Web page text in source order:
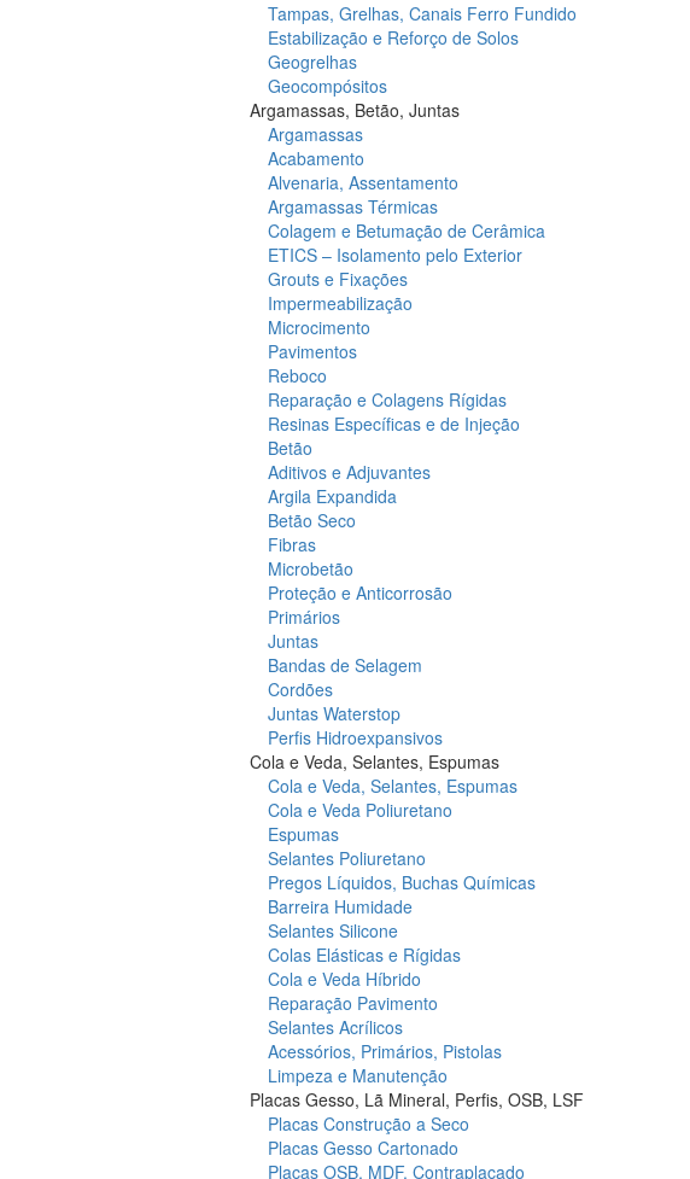
Tampas, Grelhas, Canais Ferro Fundido
Estabilização e Reforço de Solos
Geogrelhas
Geocompósitos
Argamassas, Betão, Juntas
Argamassas
Acabamento
Alvenaria, Assentamento
Argamassas Térmicas
Colagem e Betumação de Cerâmica
ETICS – Isolamento pelo Exterior
Grouts e Fixações
Impermeabilização
Microcimento
Pavimentos
Reboco
Reparação e Colagens Rígidas
Resinas Específicas e de Injeção
Betão
Aditivos e Adjuvantes
Argila Expandida
Betão Seco
Fibras
Microbetão
Proteção e Anticorrosão
Primários
Juntas
Bandas de Selagem
Cordões
Juntas Waterstop
Perfis Hidroexpansivos
Cola e Veda, Selantes, Espumas
Cola e Veda, Selantes, Espumas
Cola e Veda Poliuretano
Espumas
Selantes Poliuretano
Pregos Líquidos, Buchas Químicas
Barreira Humidade
Selantes Silicone
Colas Elásticas e Rígidas
Cola e Veda Híbrido
Reparação Pavimento
Selantes Acrílicos
Acessórios, Primários, Pistolas
Limpeza e Manutenção
Placas Gesso, Lã Mineral, Perfis, OSB, LSF
Placas Construção a Seco
Placas Gesso Cartonado
Placas OSB, MDF, Contraplacado